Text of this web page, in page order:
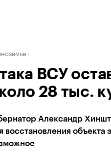
ВСУ
28 тыс.
Александр
восстановления объекта